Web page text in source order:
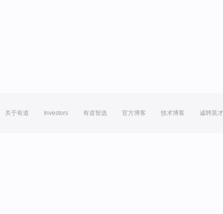
关于有道 Investors 有道智选 官方博客 技术博客 诚聘英才